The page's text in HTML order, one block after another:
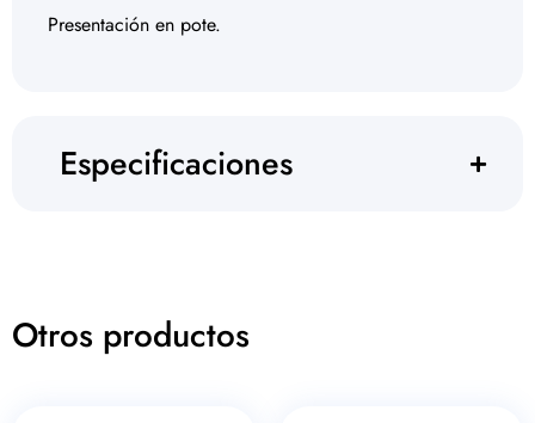
Presentación en pote.
Especificaciones
Otros productos